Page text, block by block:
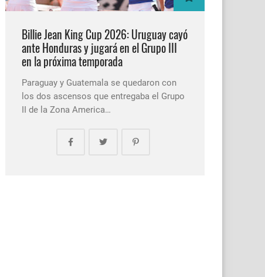
Billie Jean King Cup 2026: Uruguay cayó
ante Honduras y jugará en el Grupo III
en la próxima temporada
Paraguay y Guatemala se quedaron con
los dos ascensos que entregaba el Grupo
II de la Zona America…